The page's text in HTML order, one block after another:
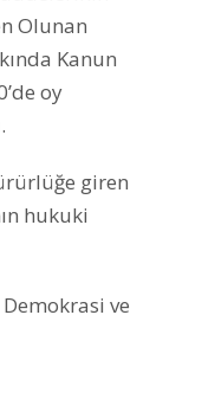
Olunan
Kanun
oy
giren
hukuki
ve